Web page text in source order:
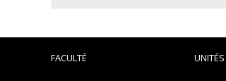
FACULTÉ